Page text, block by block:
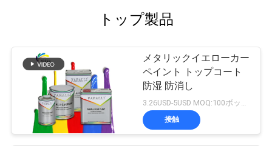
トップ製品
メタリックイエローカー
ペイント トップコート
防湿 防消し
3.26USD-5USD MOQ:100ボックス
接触